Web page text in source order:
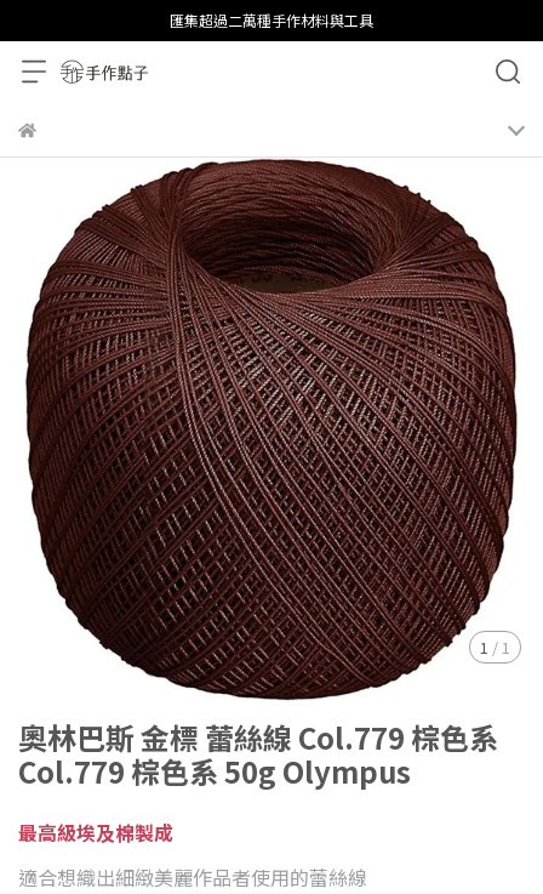
匯集超過二萬種手作材料與工具
1 / 1
奧林巴斯 金標 蕾絲線 Col.779 棕色系
Col.779 棕色系 50g Olympus
最高級埃及棉製成
適合想織出細緻美麗作品者使用的蕾絲線